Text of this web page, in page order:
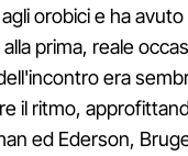
orobici e ha
prima, reale
era
il ritmo,
ed Ederson,